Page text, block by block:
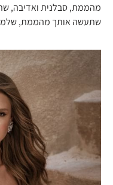
מהממת, סבלנית ואדיבה,
שתעשה אותך מהממת, שלמה